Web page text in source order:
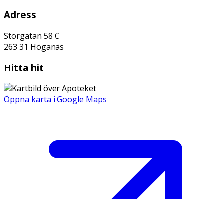
Adress
Storgatan 58 C
263 31 Höganäs
Hitta hit
Öppna karta i Google Maps